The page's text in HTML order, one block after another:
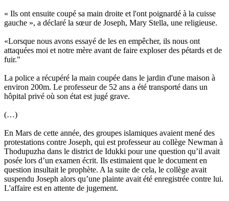
« Ils ont ensuite coupé sa main droite et l'ont poignardé à la cuisse
gauche », a déclaré la sœur de Joseph, Mary Stella, une religieuse.
«Lorsque nous avons essayé de les en empêcher, ils nous ont
attaquées moi et notre mère avant de faire exploser des pétards et de
fuir."
La police a récupéré la main coupée dans le jardin d'une maison à
environ 200m. Le professeur de 52 ans a été transporté dans un
hôpital privé où son état est jugé grave.
(…)
En Mars de cette année, des groupes islamiques avaient mené des
protestations contre Joseph, qui est professeur au collège Newman à
Thodupuzha dans le district de Idukki pour une question qu’il avait
posée lors d’un examen écrit. Ils estimaient que le document en
question insultait le prophète. A la suite de cela, le collège avait
suspendu Joseph alors qu’une plainte avait été enregistrée contre lui.
L'affaire est en attente de jugement.